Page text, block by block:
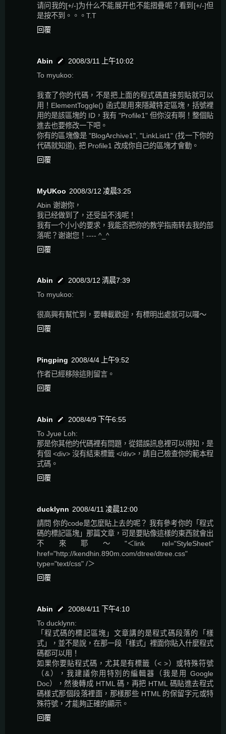
请问我的[+/-]为什么不能展开也不能摺疊呢？看到[+/-]但
是按不到。。。T.T
回覆
Abin
2008/3/11 上午10:02
To myukoo:
我查了你的代碼，不是把上面的程式碼直接剪貼就可以
用！ElementToggle() 函式是用來隱藏特定區塊，括號裡
用的是該區塊的 ID，我有 "Profile1" 但你沒有啊！整個貼
進去也要修改一下吧。
你有的區塊像是 "BlogArchive1", "LinkList1" (找一下你的
代碼就知道), 把 Profile1 改成你自己的區塊才會動。
回覆
MyUKoo 2008/3/12 凌晨3:25
Abin 谢谢你，
我已经做到了，还受益不浅呢！
我有一个小小的要求，我能否把你的教学指南转去我的部
落呢？谢谢您！---- ^_^
回覆
Abin
2008/3/12 清晨7:39
To myukoo:
很高興有幫忙到，要轉載歡迎，有標明出處就可以囉～
回覆
Pingping 2008/4/4 上午9:52
作者已經移除這則留言。
回覆
Abin
2008/4/9 下午6:55
To Jyue Loh:
那是你其他的代碼裡有問題，從錯誤訊息裡可以得知，是
有個 <div> 沒有結束標籤 </div>，請自己檢查你的範本程
式碼。
回覆
ducklynn 2008/4/11 凌晨12:00
請問 你的code是怎麼貼上去的呢？ 我有參考你的「程式
碼的標記區塊」那篇文章，可是要貼像這樣的東西就會出
不來耶～"＜link rel="StyleSheet"
href="http://kendhin.890m.com/dtree/dtree.css"
type="text/css" /＞
回覆
Abin
2008/4/11 下午4:10
To ducklynn:
「程式碼的標記區塊」文章講的是程式碼段落的「樣
式」，並不是說，在那一段「樣式」裡面你貼入什麼程式
碼都可以用！
如果你要貼程式碼，尤其是有標籤（< >）或特殊符號
（&），我建議你用特別的編輯器（我是用 Google
Doc），然後轉成 HTML 碼，再把 HTML 碼貼進去程式
碼樣式那個段落裡面，那樣那些 HTML 的保留字元或特
殊符號，才能夠正確的顯示。
回覆